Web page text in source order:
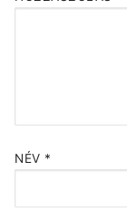
NÉV *